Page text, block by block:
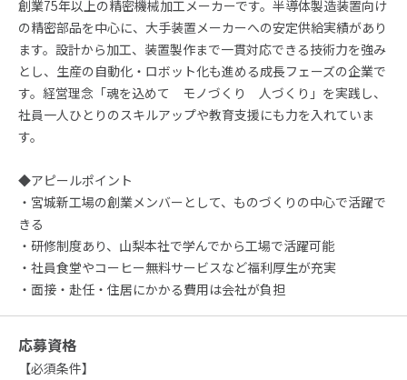
創業75年以上の精密機械加工メーカーです。半導体製造装置向け
の精密部品を中心に、大手装置メーカーへの安定供給実績があり
ます。設計から加工、装置製作まで一貫対応できる技術力を強み
とし、生産の自動化・ロボット化も進める成長フェーズの企業で
す。経営理念「魂を込めて モノづくり 人づくり」を実践し、
社員一人ひとりのスキルアップや教育支援にも力を入れていま
す。
◆アピールポイント
・宮城新工場の創業メンバーとして、ものづくりの中心で活躍で
きる
・研修制度あり、山梨本社で学んでから工場で活躍可能
・社員食堂やコーヒー無料サービスなど福利厚生が充実
・面接・赴任・住居にかかる費用は会社が負担
応募資格
【必須条件】